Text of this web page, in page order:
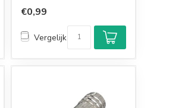
Klantenbeoordeling
9,2/10
Achteraf betalen
mogelijk
€0,99
Vergelijk